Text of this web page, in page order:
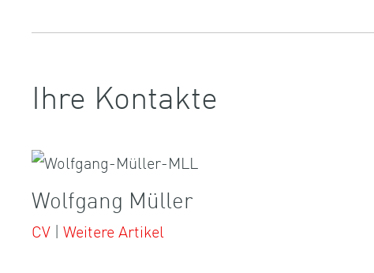
Ihre Kontakte
Wolfgang Müller
CV | Weitere Artikel